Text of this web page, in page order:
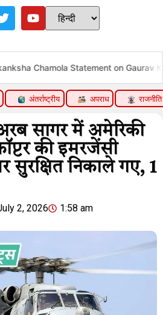
Statement on Gaurav Khanna
अंतर्राष्ट्रीय अपराध राजनीति
सागर में अमेरिकी
की इमरजेंसी
सुरक्षित निकाले गए, 1
2, 2026 1:58 am